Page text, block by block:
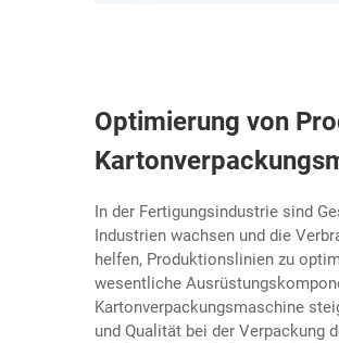
Optimierung von
In der Fertigungsindustrie sind
Industrien wachsen und die
helfen, Produktionslinien zu
wesentliche
Kartonverpackungsmaschine
und Qualität bei der Verpackung